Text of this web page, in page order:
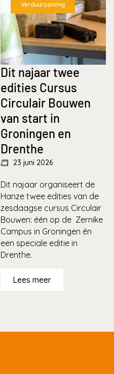
Verduurzaming
Dit najaar twee
edities Cursus
Circulair Bouwen
van start in
Groningen en
Drenthe
23 juni 2026
Dit najaar organiseert de
Hanze twee edities van de
zesdaagse cursus Circulair
Bouwen: één op de Zernike
Campus in Groningen én
een speciale editie in
Drenthe.
Lees meer